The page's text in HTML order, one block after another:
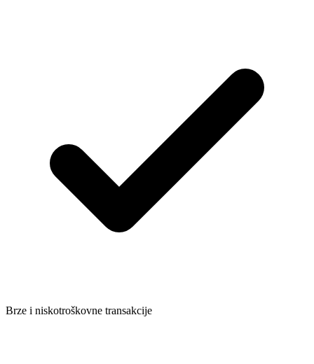
Brze i niskotroškovne transakcije